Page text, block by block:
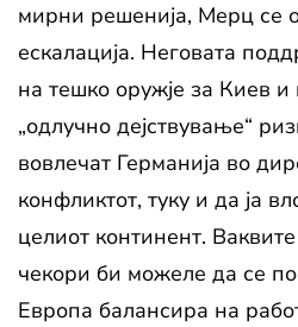
мирни решенија, Мерц се
ескалација. Неговата
на тешко оружје за Киев и
„одлучно дејствување“
вовлечат Германија во
конфликтот, туку и да ја
целиот континент.
чекори би можеле да се
Европа балансира на